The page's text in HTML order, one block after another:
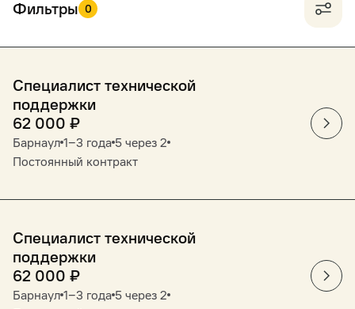
Фильтры 0
Специалист технической
поддержки
62 000 ₽
Барнаул 1‒3 года 5 через 2
Постоянный контракт
Специалист технической
поддержки
62 000 ₽
Барнаул 1‒3 года 5 через 2